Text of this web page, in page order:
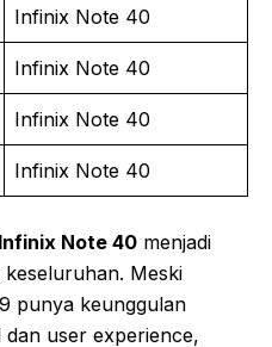
Infinix Note 40
Infinix Note 40
Infinix Note 40
Infinix Note 40
Note 40 menjadi
Meski
punya keunggulan
user experience,